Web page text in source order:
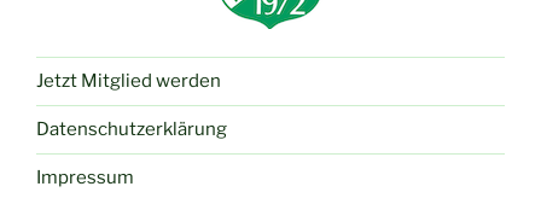
Jetzt Mitglied werden
Datenschutzerklärung
Impressum